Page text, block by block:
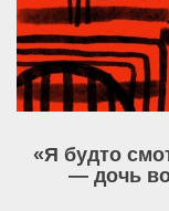
«Я будто
— дочь